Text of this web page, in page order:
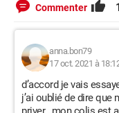
Commenter
anna.bon79
17 oct. 2021 à
d’accord je vais
j’ai oublié de dire